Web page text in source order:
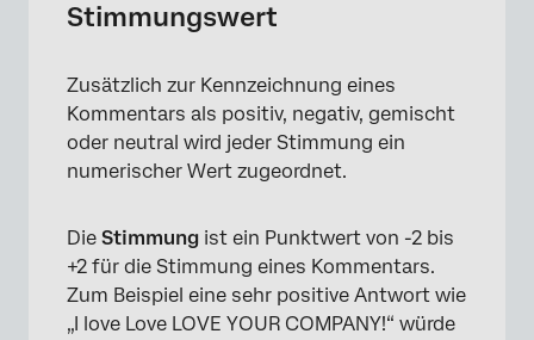
Stimmungswert
Zusätzlich zur Kennzeichnung eines
Kommentars als positiv, negativ, gemischt
oder neutral wird jeder Stimmung ein
numerischer Wert zugeordnet.
Die Stimmung ist ein Punktwert von -2 bis
+2 für die Stimmung eines Kommentars.
Zum Beispiel eine sehr positive Antwort wie
„I love Love LOVE YOUR COMPANY!“ würde